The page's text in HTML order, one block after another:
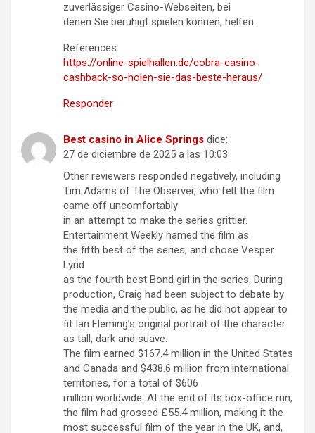
zuverlässiger Casino-Webseiten, bei
denen Sie beruhigt spielen können, helfen.
References:
https://online-spielhallen.de/cobra-casino-
cashback-so-holen-sie-das-beste-heraus/
Responder
Best casino in Alice Springs dice:
27 de diciembre de 2025 a las 10:03
Other reviewers responded negatively, including
Tim Adams of The Observer, who felt the film
came off uncomfortably
in an attempt to make the series grittier.
Entertainment Weekly named the film as
the fifth best of the series, and chose Vesper
Lynd
as the fourth best Bond girl in the series. During
production, Craig had been subject to debate by
the media and the public, as he did not appear to
fit Ian Fleming’s original portrait of the character
as tall, dark and suave.
The film earned $167.4 million in the United States
and Canada and $438.6 million from international
territories, for a total of $606
million worldwide. At the end of its box-office run,
the film had grossed £55.4 million, making it the
most successful film of the year in the UK, and,